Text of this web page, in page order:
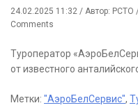
24.02.2025 11:32 / Автор: РСТО
Comments
Туроператор
от известного
Метки: "АэроБелСервис",